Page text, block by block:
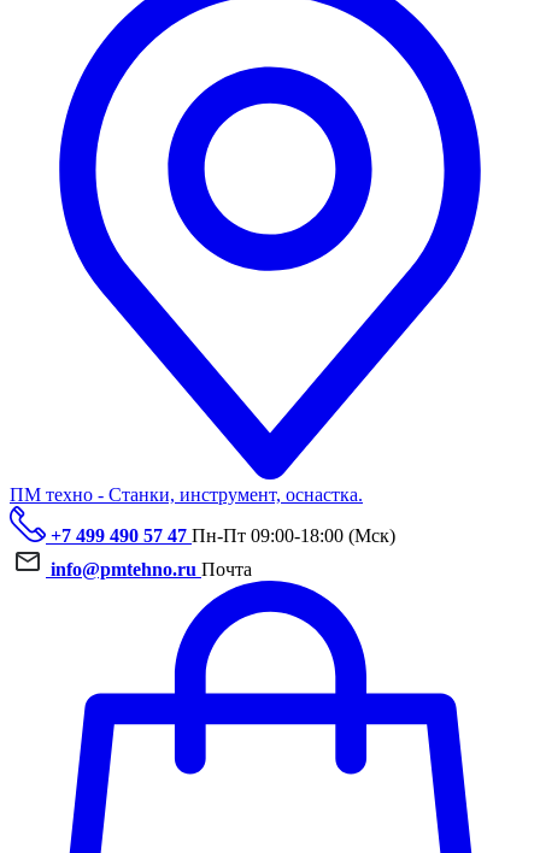
ПМ техно - Станки, инструмент, оснастка.
+7 499 490 57 47 Пн-Пт 09:00-18:00 (Мск)
info@pmtehno.ru Почта